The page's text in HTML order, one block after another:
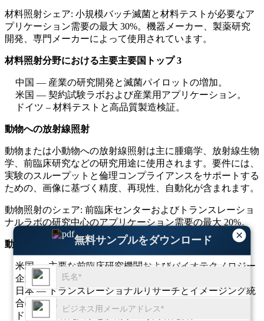
×
無料サンプルをダウンロード
材料照射シェア: 小規模バッチ滅菌と材料テストが必要なア
プリケーション需要の最大 30%。機器メーカー、製薬研究
開発、専門メーカーによって使用されています。
材料照射分野における主要主要国トップ 3
中国 — 産業の研究開発と滅菌パイロットの増加。
米国 — 契約試験ラボおよび産業用アプリケーション。
ドイツ – 材料テストと高品質製造検証。
動物への放射線照射
動物または小動物への放射線照射は主に腫瘍学、放射線生物
学、前臨床研究などの研究用途に使用されます。要件には、
実験のスループットと倫理コンプライアンスをサポートする
ための、画像に基づく精度、再現性、自動化が含まれます。
動物照射のシェア: 前臨床センターおよびトランスレーショ
ナルラボの研究中心のアプリケーション需要の最大 20%。
動物放射線分野における主要主要国トップ 3
米国 — 主要な前臨床研究機関およびバイオテクノロジー
企業。
日本 — トランスレーショナルリサーチとイメージング統
合の強い需要。
ドイツ — 研究大学と腫瘍学の専門研究所。